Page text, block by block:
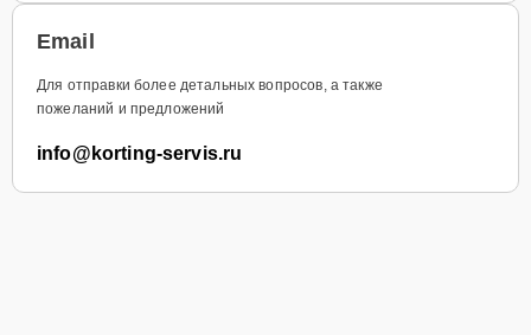
Email
Для отправки более детальных вопросов, а также
пожеланий и предложений
info@korting-servis.ru